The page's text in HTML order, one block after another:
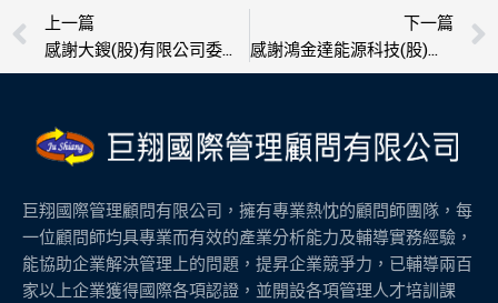
上一頁
上一篇
感謝大鎪(股)有限公司委託輔導榮獲ISO 9001認證
下一篇
感謝鴻金達能源科技(股)公司委託輔導榮獲ISO 9001認證
巨翔國際管理顧問有限公司，擁有專業熱忱的顧問師團隊，每
一位顧問師均具專業而有效的產業分析能力及輔導實務經驗，
能協助企業解決管理上的問題，提昇企業競爭力，已輔導兩百
家以上企業獲得國際各項認證，並開設各項管理人才培訓課